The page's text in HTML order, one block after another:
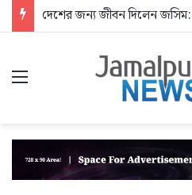
দেশের জন্য জীবন দিলেন জসিম:
Menu